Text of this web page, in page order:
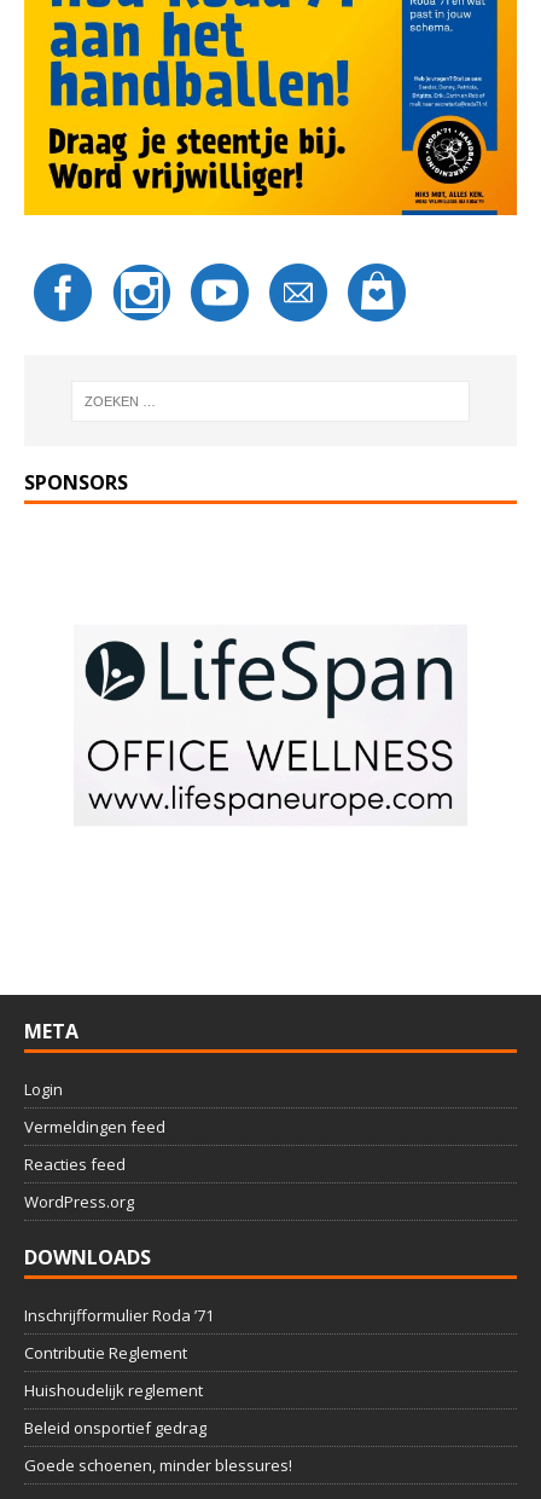
SPONSORS
META
Login
Vermeldingen feed
Reacties feed
WordPress.org
DOWNLOADS
Inschrijfformulier Roda ’71
Contributie Reglement
Huishoudelijk reglement
Beleid onsportief gedrag
Goede schoenen, minder blessures!